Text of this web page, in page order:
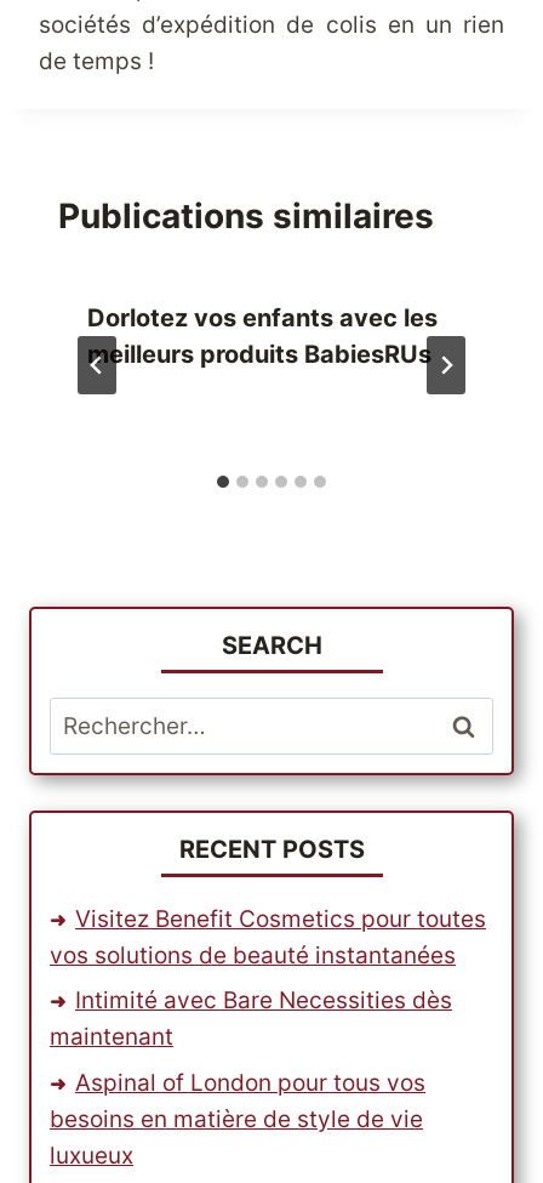
sociétés d’expédition de colis en un rien
de temps !
Publications similaires
Dorlotez vos enfants avec les
meilleurs produits BabiesRUs
SEARCH
Rechercher :
RECENT POSTS
Visitez Benefit Cosmetics pour toutes
vos solutions de beauté instantanées
Intimité avec Bare Necessities dès
maintenant
Aspinal of London pour tous vos
besoins en matière de style de vie
luxueux